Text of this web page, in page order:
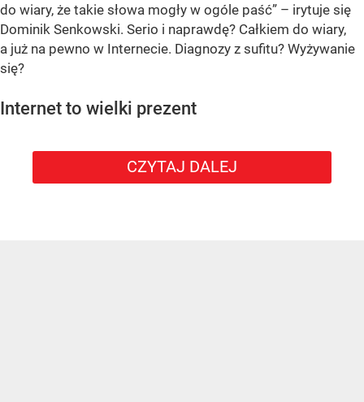
do wiary, że takie słowa mogły w ogóle paść” – irytuje się
Dominik Senkowski. Serio i naprawdę? Całkiem do wiary,
a już na pewno w Internecie. Diagnozy z sufitu? Wyżywanie
się?
Internet to wielki prezent
CZYTAJ DALEJ